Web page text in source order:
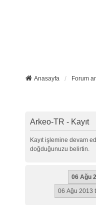
Anasayfa Forum
Arkeo-TR - Kayıt
Kayıt işlemine devam
doğduğunuzu belirtin.